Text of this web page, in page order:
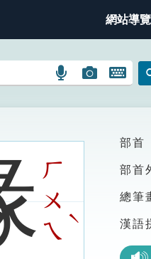
網站導覽
語
搜
圖
圖
搜
開
鍵
圖
ㄏ
ㄨ
ㄟ
ˋ
部首
部首
總筆
漢語